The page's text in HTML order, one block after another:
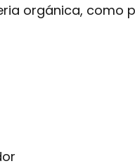
orgánica, como